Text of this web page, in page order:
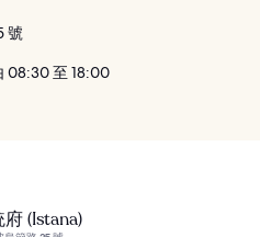
號
08:30 至 18:00
(Istana)